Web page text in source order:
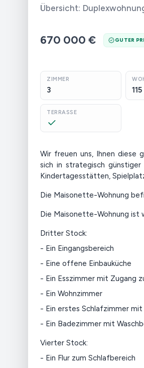
Übersicht:
670 000 € GUTER
ZIMMER
3
TERRASSE
Wir freuen uns, Ihnen diese
sich in strategisch
Kindertagesstätten,
Die Maisonette-Wohnung
Die Maisonette-Wohnung
Dritter Stock:
- Ein Eingangsbereich
- Eine offene Einbauküche
- Ein Esszimmer mit Zugang
- Ein Wohnzimmer
- Ein erstes Schlafzimmer mit
- Ein Badezimmer mit
Vierter Stock:
- Ein Flur zum Schlafbereich